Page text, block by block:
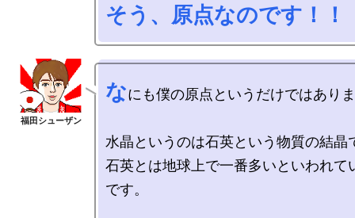
そう、原点なのです！！
なにも僕の原点というだけではあり
水晶というのは石英という物質の結晶
石英とは地球上で一番多いといわれて
です。